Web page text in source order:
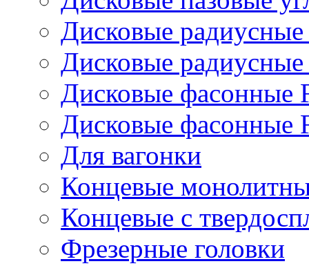
Дисковые
Дисковые
Дисковые фасонные
Дисковые фасонные
Для вагонки
Концевые
Концевые с
Фрезерные головки